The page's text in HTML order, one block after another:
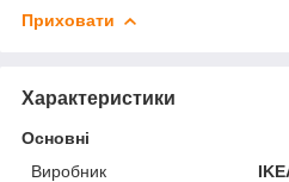
Приховати
Характеристики
Основні
Виробник